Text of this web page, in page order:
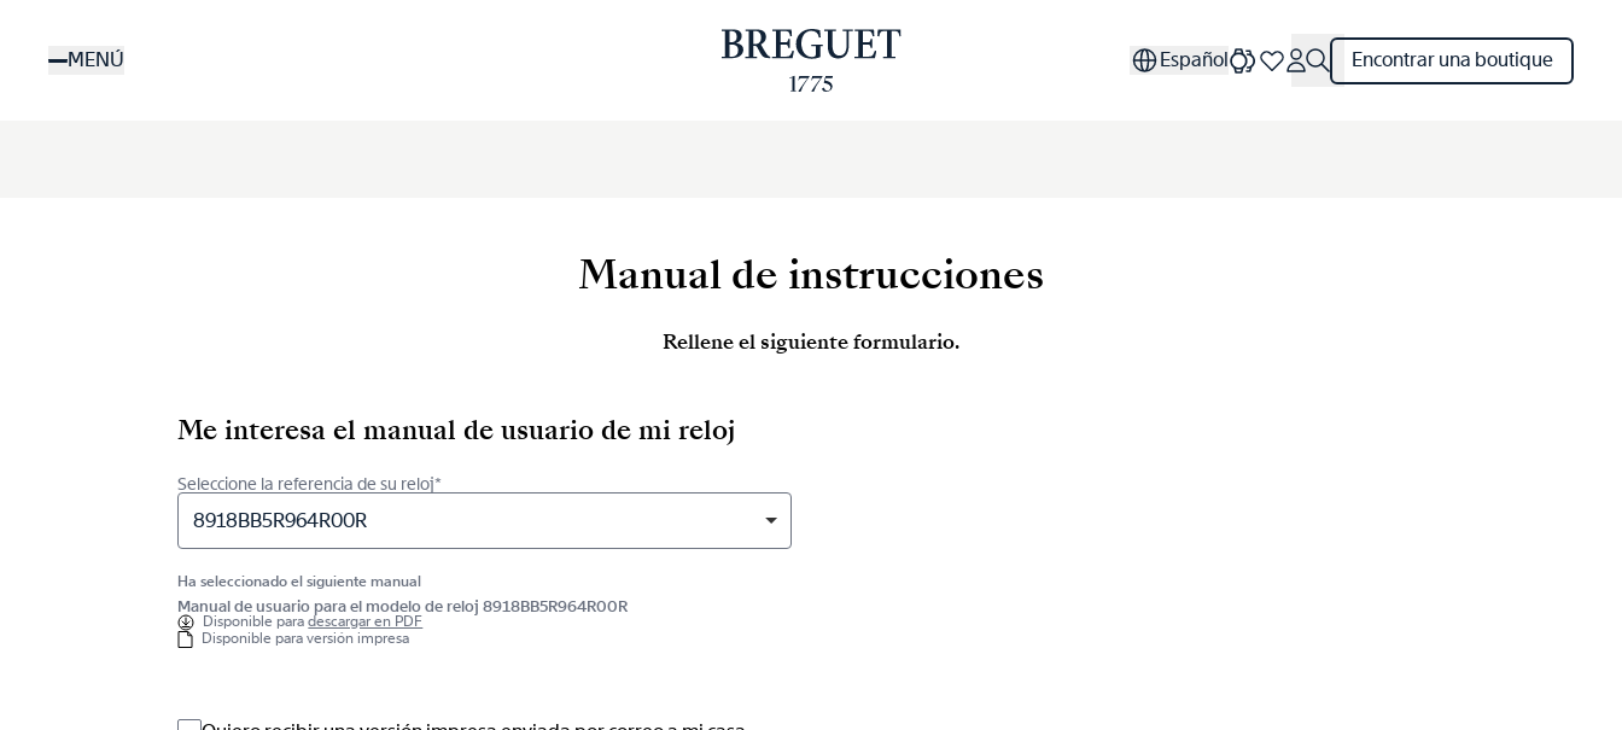
contenidoMENÚ Español Encontrar una boutique
Manual de instrucciones
Rellene el siguiente formulario.
Me interesa el manual de usuario de mi reloj
Seleccione la referencia de su reloj*
8918BB5R964R00R
Ha seleccionado el siguiente manual
Manual de usuario para el modelo de reloj 8918BB5R964R00R
Disponible paradescargar en PDF
Disponible para versión impresa